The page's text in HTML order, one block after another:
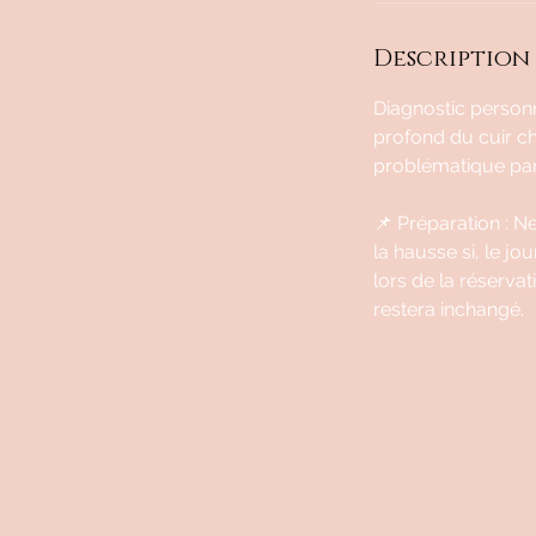
Description
Diagnostic
profond du cuir
problématique
📌 Préparation :
la hausse si, le
lors de la
restera inchangé.